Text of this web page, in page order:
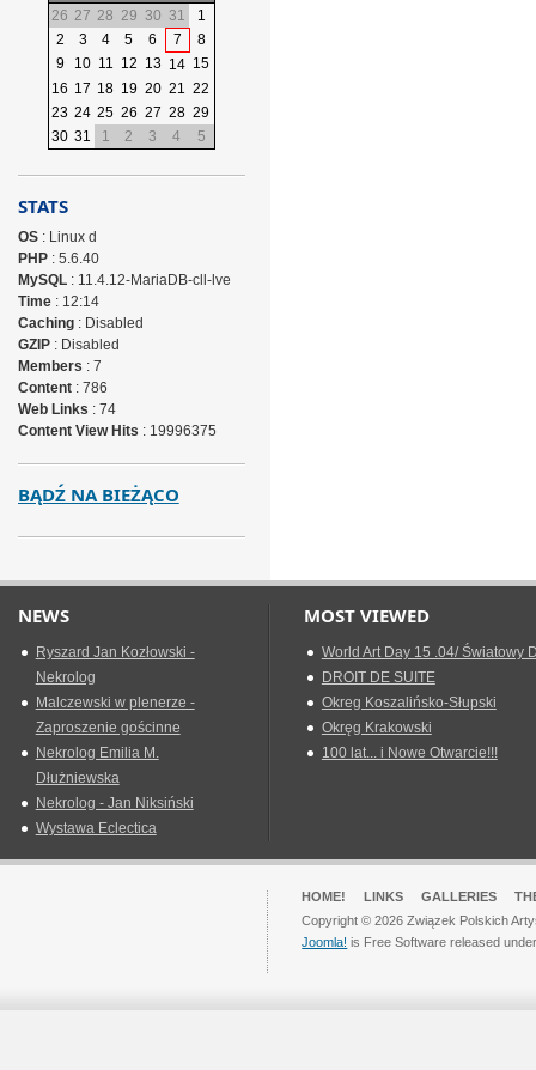
26 27 28 29 30 31
1
2
3 4 5 6 7
8
9
10 11 12 13 14 15
16 17 18 19 20 21 22
23 24 25 26 27 28 29
30 31 1 2 3 4 5
STATS
OS: Linux d
PHP: 5.6.40
MySQL: 11.4.12-MariaDB-cll-lve
Time: 12:14
Caching: Disabled
GZIP: Disabled
Members : 7
Content: 786
Web Links : 74
Content View Hits : 19996375
BĄDŹ NA BIEŻĄCO
NEWS
Ryszard Jan Kozłowski -
Nekrolog
Malczewski w plenerze -
Zaproszenie gościnne
Nekrolog Emilia M.
Dłużniewska
Nekrolog - Jan Niksiński
Wystawa Eclectica
MOST VIEWED
World Art Day 15 .04/ Światowy
DROIT DE SUITE
Okreg Koszalińsko-Słupski
Okręg Krakowski
100 lat... i Nowe Otwarcie!!!
HOME! LINKS GALLERIES
Copyright © 2026 Związek Polskich
Joomla! is Free Software released